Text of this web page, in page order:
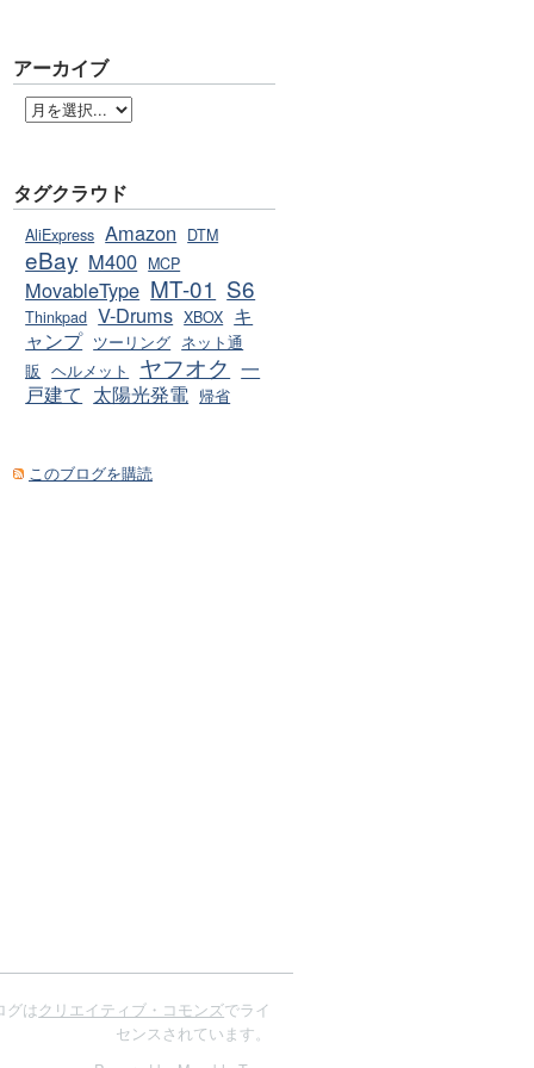
アーカイブ
タグクラウド
AliExpress Amazon DTM
eBay M400 MCP
MovableType MT-01 S6
Thinkpad V-Drums XBOX キ
ャンプ ツーリング ネット通
販 ヘルメット ヤフオク 一
戸建て 太陽光発電 帰省
このブログを購読
グはクリエイティブ・コモンズでライ
センスされています。